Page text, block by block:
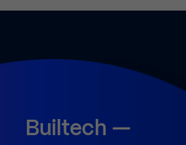
Builtech —